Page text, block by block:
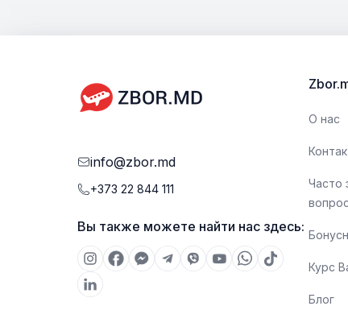
info@zbor.md
+373 22 844 111
Вы также можете найти нас здесь:
О нас
Часто
Курс
Блог